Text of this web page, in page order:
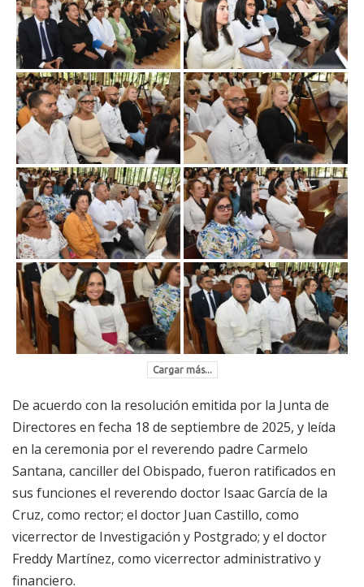
Cargar más...
De acuerdo con la resolución emitida por la Junta de
Directores en fecha 18 de septiembre de 2025, y leída
en la ceremonia por el reverendo padre Carmelo
Santana, canciller del Obispado, fueron ratificados en
sus funciones el reverendo doctor Isaac García de la
Cruz, como rector; el doctor Juan Castillo, como
vicerrector de Investigación y Postgrado; y el doctor
Freddy Martínez, como vicerrector administrativo y
financiero.